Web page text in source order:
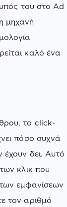
του στο Ad
μηχανή
καλό ένα
το click-
πόσο συχνά
έχουν δει. Αυτό
κλικ που
εμφανίσεων
τον αριθμό